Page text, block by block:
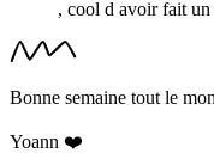
, cool d avoir fait un
Bonne semaine tout le
Yoann ❤️